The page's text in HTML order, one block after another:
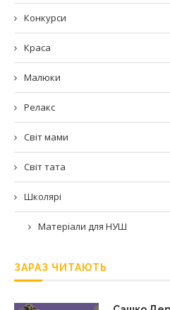
Конкурси
Краса
Малюки
Релакс
Світ мами
Світ тата
Школярі
Матеріали для НУШ
ЗАРАЗ ЧИТАЮТЬ